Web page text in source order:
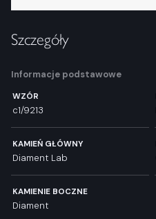
Szczegóły
Informacje podstawowe
WZÓR
c1/9213
KAMIEŃ GŁÓWNY
Diament Lab
KAMIENIE BOCZNE
Diament